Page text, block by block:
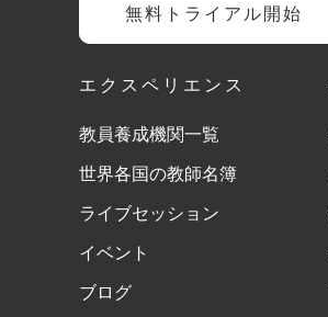
無料トライアル開始
エクスペリエンス
教員養成機関一覧
世界各国の教師名簿
ライブセッション
イベント
ブログ